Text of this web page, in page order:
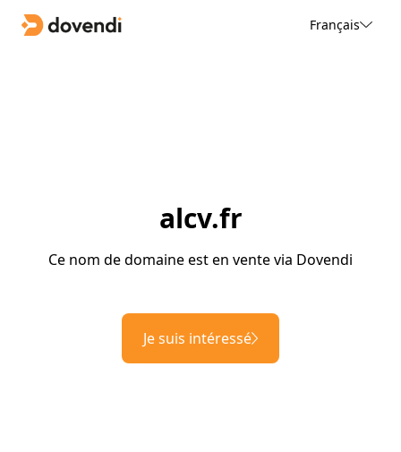
Français
alcv.fr
Ce nom de domaine est en vente via Dovendi
Je suis intéressé